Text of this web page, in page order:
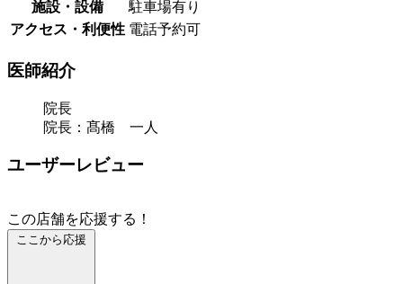
施設・設備
駐車場有り
アクセス・利便性 電話予約可
医師紹介
院長
院長：髙橋 一人
ユーザーレビュー
この店舗を応援する！
ここから応援